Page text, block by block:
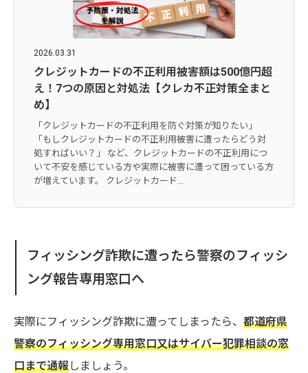
2026.03.31
クレジットカードの不正利用被害額は500億円超
え！7つの原因と対処法【クレカ不正対策全まと
め】
「クレジットカードの不正利用を防ぐ対策が知りたい」
「もしクレジットカードの不正利用被害に遭ったらどう対
処すればいい？」 など、クレジットカードの不正利用につ
いて不安を感じている方や実際に被害に遭って困っている方
が増えています。 クレジットカード...
フィッシング詐欺に遭ったら警察のフィッシ
ング報告専用窓口へ
実際にフィッシング詐欺に遭ってしまったら、 都道府県
警察のフィッシング専用窓口又はサイバー犯罪相談の窓
口まで通報しましょう。